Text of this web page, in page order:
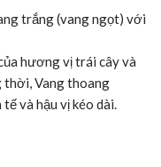
trắng (vang ngọt) với
hương vị trái cây và
thời, Vang thoang
và hậu vị kéo dài.